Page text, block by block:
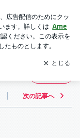
を受け取りまし
開く
次の記事へ